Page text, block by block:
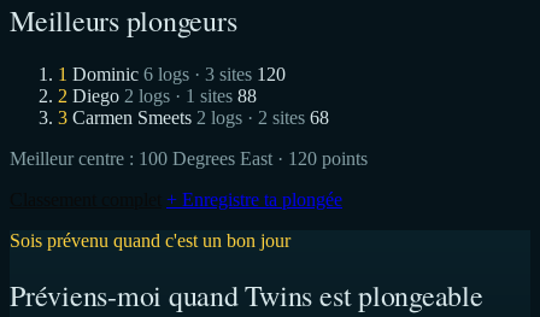
Meilleurs plongeurs
1 Dominic 6 logs · 3 sites 120
2 Diego 2 logs · 1 sites 88
3 Carmen Smeets 2 logs · 2 sites 68
Meilleur centre : 100 Degrees East · 120 points
+ Enregistre ta plongée
Sois prévenu quand c'est un bon jour
Préviens-moi quand Twins est plongeable